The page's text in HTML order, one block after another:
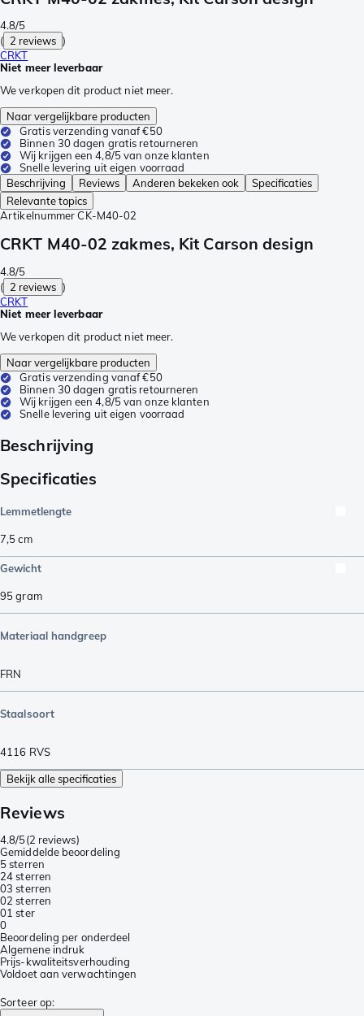
4.8/5
( 2 reviews )
CRKT
Niet meer leverbaar
We verkopen dit product niet meer.
Naar vergelijkbare producten
Gratis verzending vanaf €50
Binnen 30 dagen gratis retourneren
Wij krijgen een 4,8/5 van onze klanten
Snelle levering uit eigen voorraad
Beschrijving
Reviews Anderen bekeken ook
Specificaties
Relevante topics
Artikelnummer CK-M40-02
CRKT M40-02 zakmes, Kit Carson design
4.8/5
( 2 reviews )
CRKT
Niet meer leverbaar
We verkopen dit product niet meer.
Naar vergelijkbare producten
Gratis verzending vanaf €50
Binnen 30 dagen gratis retourneren
Wij krijgen een 4,8/5 van onze klanten
Snelle levering uit eigen voorraad
Beschrijving
Specificaties
Lemmetlengte
7,5cm
Gewicht
95gram
Materiaal handgreep
FRN
Staalsoort
4116 RVS
Bekijk alle specificaties
Reviews
4.8/5(2 reviews)
Gemiddelde beoordeling
5 sterren
24 sterren
03 sterren
02 sterren
01 ster
0
Beoordeling per onderdeel
Algemene indruk
Prijs-kwaliteitsverhouding
Voldoet aan verwachtingen
Sorteer op: